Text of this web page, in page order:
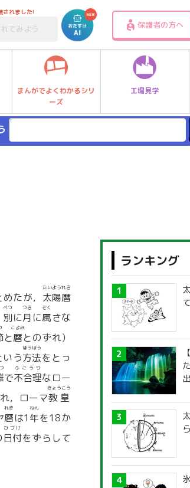
されました!
保護者の方へ
まんがでよくわかるシリ
ーズ
工場見学
たが， 太陽暦
たいようれき
別
べつ
に月
つき
に属
ぞく
さな
と暦
こよみ
とのずれ）
う方法
ほうほう
をとっ
で不合理
ふごうり
なロー
，ローマ教皇
きょうこう
暦
れき
は1 年
ねん
を18か
日付
ひづけ
をずらして
ランキング